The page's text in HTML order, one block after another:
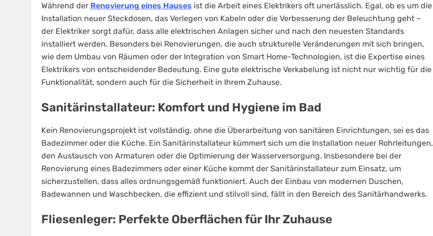
Während der Renovierung eines Hauses ist die Arbeit eines Elektrikers oft unerlässlich. Egal, ob es um die
Installation neuer Steckdosen, das Verlegen von Kabeln oder die Verbesserung der Beleuchtung geht –
der Elektriker sorgt dafür, dass alle elektrischen Anlagen sicher und nach den neuesten Standards
installiert werden. Besonders bei Renovierungen, die auch strukturelle Veränderungen mit sich bringen,
wie dem Umbau von Räumen oder der Integration von Smart Home-Technologien, ist die Expertise eines
Elektrikers von entscheidender Bedeutung. Eine gute elektrische Verkabelung ist nicht nur wichtig für die
Funktionalität, sondern auch für die Sicherheit in Ihrem Zuhause.
Sanitärinstallateur: Komfort und Hygiene im Bad
Kein Renovierungsprojekt ist vollständig, ohne die Überarbeitung von sanitären Einrichtungen, sei es das
Badezimmer oder die Küche. Ein Sanitärinstallateur kümmert sich um die Installation neuer Rohrleitungen,
den Austausch von Armaturen oder die Optimierung der Wasserversorgung. Insbesondere bei der
Renovierung eines Badezimmers oder einer Küche kommt der Sanitärinstallateur zum Einsatz, um
sicherzustellen, dass alles ordnungsgemäß funktioniert. Auch der Einbau von modernen Duschen,
Badewannen und Waschbecken, die effizient und stilvoll sind, fällt in den Bereich des Sanitärhandwerks.
Fliesenleger: Perfekte Oberflächen für Ihr Zuhause